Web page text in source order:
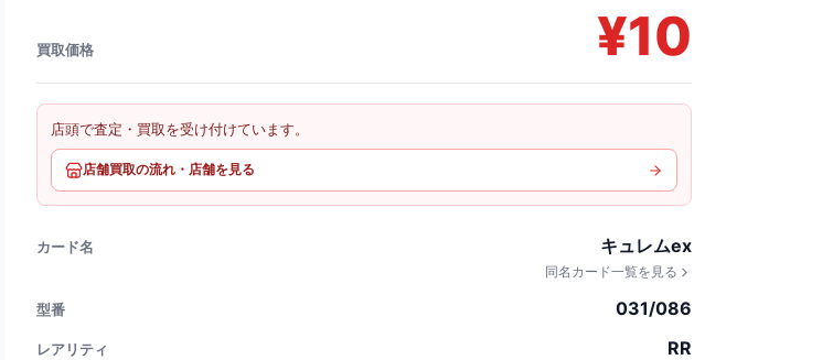
買取価格 ¥10
店頭で査定・買取を受け付けています。
店舗買取の流れ・店舗を見る
カード名 キュレムex
同名カード一覧を見る
型番 031/086
レアリティ RR